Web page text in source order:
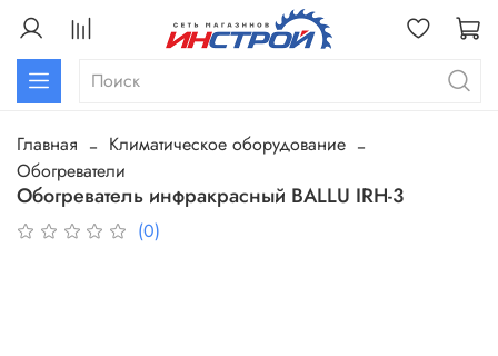
Главная
Климатическое оборудование
Обогреватели
Обогреватель инфракрасный BALLU IRH-3
(0)